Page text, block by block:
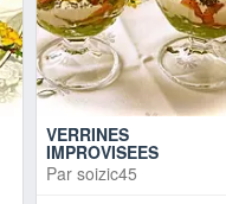
VERRINES
IMPROVISEES
Par soizic45